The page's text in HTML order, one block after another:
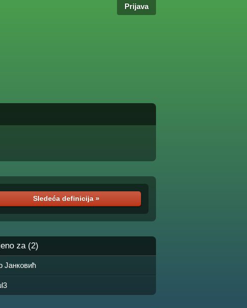
Prijava
Sledeća definicija »
za (2)
Јанковић